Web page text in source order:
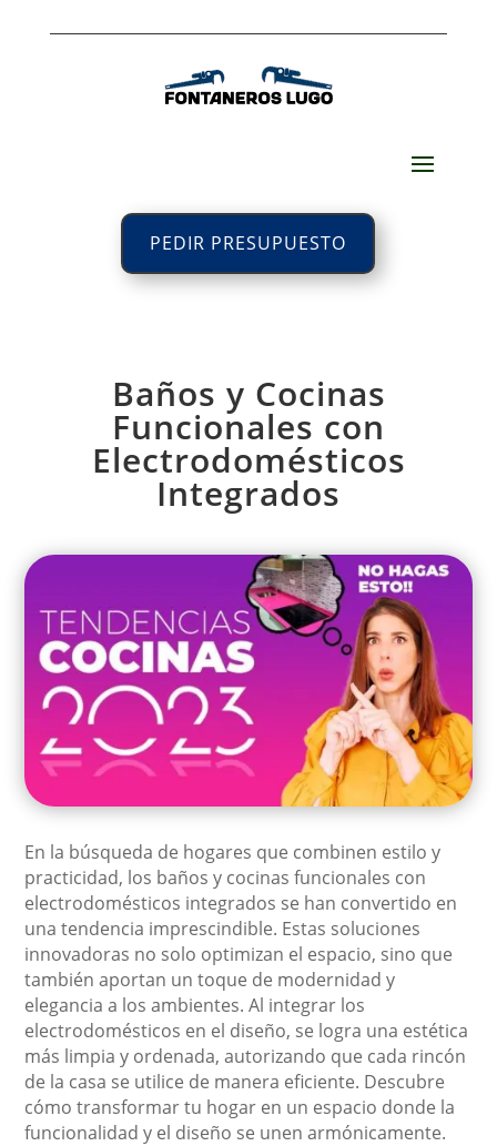
PEDIR PRESUPUESTO
Baños y Cocinas
Funcionales con
Electrodomésticos
Integrados
En la búsqueda de hogares que combinen estilo y
practicidad, los baños y cocinas funcionales con
electrodomésticos integrados se han convertido en
una tendencia imprescindible. Estas soluciones
innovadoras no solo optimizan el espacio, sino que
también aportan un toque de modernidad y
elegancia a los ambientes. Al integrar los
electrodomésticos en el diseño, se logra una estética
más limpia y ordenada, autorizando que cada rincón
de la casa se utilice de manera eficiente. Descubre
cómo transformar tu hogar en un espacio donde la
funcionalidad y el diseño se unen armónicamente.